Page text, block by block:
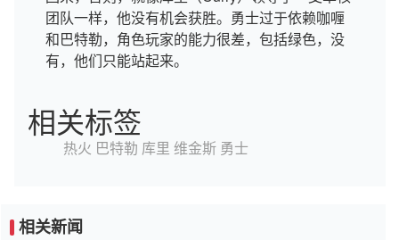
团队一样，他没有机会获胜。勇士过于依赖咖喱
和巴特勒，角色玩家的能力很差，包括绿色，没
有，他们只能站起来。
相关标签
热火 巴特勒 库里 维金斯 勇士
相关新闻